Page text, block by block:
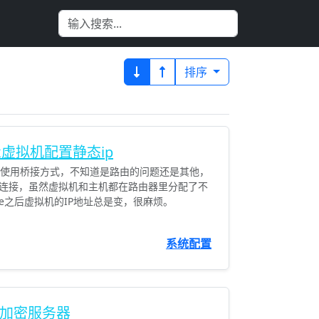
排序
拟机配置静态ip
用桥接方式，不知道是路由的问题还是其他，
接，虽然虚拟机和主机都在路由器里分配了不
后虚拟机的IP地址总是变，很麻烦。
系统配置
密服务器